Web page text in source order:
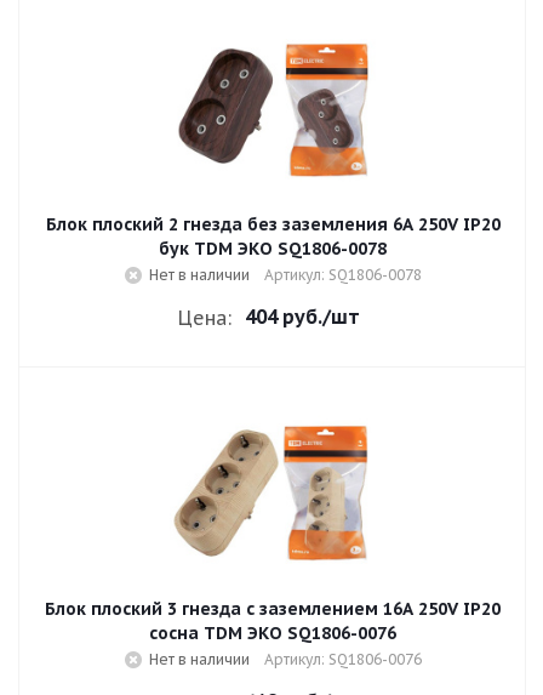
Блок плоский 2 гнезда без заземления 6A 250V IP20
бук TDM ЭКО SQ1806-0078
Нет в наличии Артикул: SQ1806-0078
Цена: 404 руб./шт
Блок плоский 3 гнезда с заземлением 16A 250V IP20
сосна TDM ЭКО SQ1806-0076
Нет в наличии Артикул: SQ1806-0076